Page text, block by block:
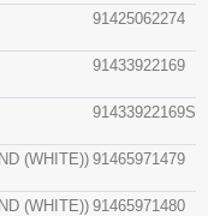
91425062274
91433922169
91433922169S
(WHITE))91465971479
(WHITE))91465971480